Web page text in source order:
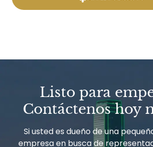
Listo para
Contáctenos hoy
Si usted es dueño de una
empresa en busca de